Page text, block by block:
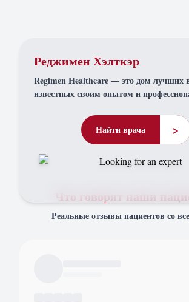
Реджимен Хэлткэр
Regimen Healthcare — это дом лучших
известных своим опытом и
Найти врача >
Что говорят наши
Реальные отзывы пациентов со